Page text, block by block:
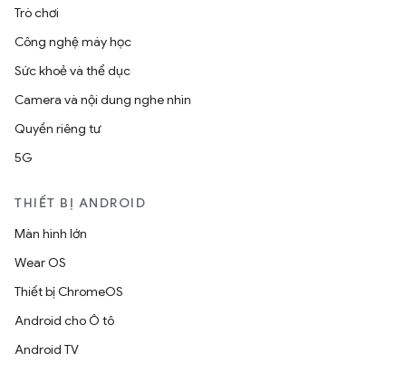
Trò chơi
Công nghệ máy học
Sức khoẻ và thể dục
Camera và nội dung nghe nhìn
Quyền riêng tư
5G
THIẾT BỊ ANDROID
Màn hình lớn
Wear OS
Thiết bị ChromeOS
Android cho Ô tô
Android TV